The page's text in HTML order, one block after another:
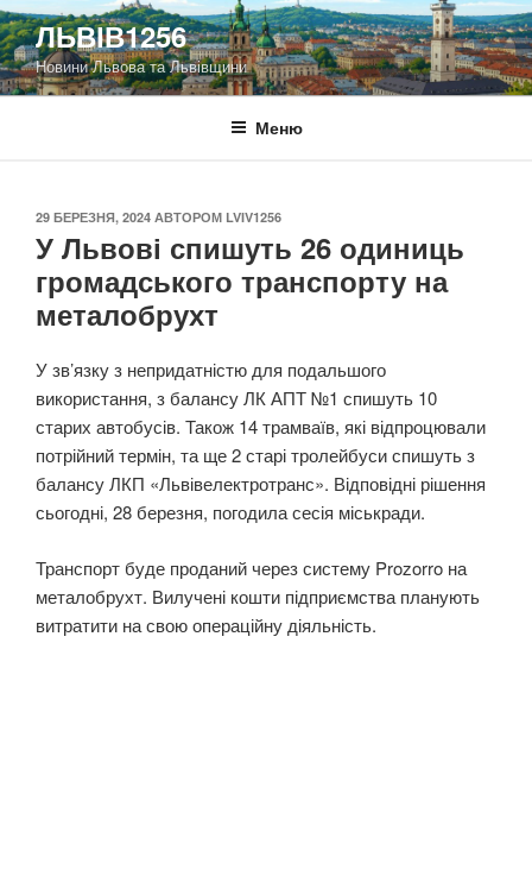
Перейти
до
вмісту
ЛЬВІВ1256
Новини Львова та Львівщини
Меню
ОПУБЛІКОВАНО
29 БЕРЕЗНЯ, 2024 АВТОРОМ LVIV1256
У Львові спишуть 26 одиниць
громадського транспорту на
металобрухт
У зв’язку з непридатністю для подальшого
використання, з балансу ЛК АПТ №1 спишуть 10
старих автобусів. Також 14 трамваїв, які відпроцювали
потрійний термін, та ще 2 старі тролейбуси спишуть з
балансу ЛКП «Львівелектротранс». Відповідні рішення
сьогодні, 28 березня, погодила сесія міськради.
Транспорт буде проданий через систему Prozorro на
металобрухт. Вилучені кошти підприємства планують
витратити на свою операційну діяльність.